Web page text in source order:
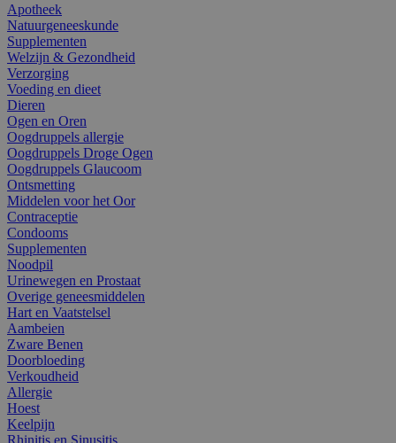
Apotheek
Natuurgeneeskunde
Supplementen
Welzijn & Gezondheid
Verzorging
Voeding en dieet
Dieren
Ogen en Oren
Oogdruppels allergie
Oogdruppels Droge Ogen
Oogdruppels Glaucoom
Ontsmetting
Middelen voor het Oor
Contraceptie
Condooms
Supplementen
Noodpil
Urinewegen en Prostaat
Overige geneesmiddelen
Hart en Vaatstelsel
Aambeien
Zware Benen
Doorbloeding
Verkoudheid
Allergie
Hoest
Keelpijn
Rhinitis en Sinusitis